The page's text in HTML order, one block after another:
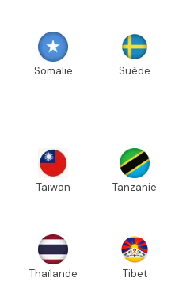
Somalie Suède
Taïwan Tanzanie
Thaïlande Tibet